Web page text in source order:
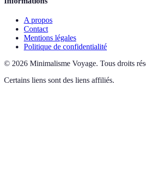
A propos
Contact
Mentions légales
Politique de confidentialité
© 2026 Minimalisme Voyage. Tous droits
Certains liens sont des liens affiliés.